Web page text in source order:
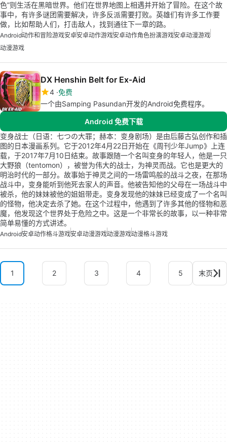
色”则生活在黑暗世界。他们在世界地图上相遇并开始了冒险。在这个故
事中，有许多谜团需要解决，许多反派需要打败。英雄们有许多工作要
做，比如帮助人们，打击敌人，找到通往下一章的路。
Android动作和冒险游戏安卓安卓动作游戏安卓动作角色扮演游戏安卓动漫游戏
动漫游戏
DX Henshin Belt for Ex-Aid
4 免费
一个由Samping Pasundan开发的Android免费程序。
Android 免费下载
变身战士（日语：七つの大罪；赫本：变身剧场）是由后藤古弘创作和插
图的日本漫画系列。它于2012年4月22日开始在《周刊少年Jump》上连
载，于2017年7月10日结束。故事跟随一个名叫变身的年轻人，他是一只
大野狼（tentomon），被誉为伟大的战士，为神灵而战。它也是更大的
明治时代的一部分。故事始于神灵之间的一场雷鸣般的战斗之夜，在那场
战斗中，变身能听到他死去家人的声音。他被告知他的父母在一场战斗中
被杀，他的妹妹被他的姐姐带走。变身发现他的妹妹已经变成了一个名叫
的怪物，他决定去杀了她。在这个过程中，他遇到了许多其他的怪物和恶
魔，他发现这个世界处于危险之中。这是一个非常长的故事，以一种非常
简单易懂的方式讲述。
Android安卓动作格斗游戏安卓动漫游戏动漫游戏动漫格斗游戏
1 2 3 4 5 末页